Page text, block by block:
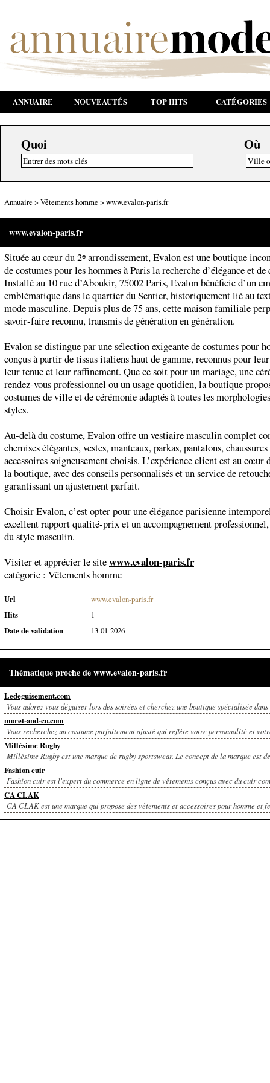
ANNUAIRE NOUVEAUTÉS TOP HITS CATÉGORIES
Quoi Où
Annuaire > Vêtements homme > www.evalon-paris.fr
www.evalon-paris.fr
Située au cœur du 2ᵉ arrondissement, Evalon est une boutique
de costumes pour les hommes à Paris la recherche d’élégance et
Installé au 10 rue d’Aboukir, 75002 Paris, Evalon bénéficie d’un
emblématique dans le quartier du Sentier, historiquement lié au
mode masculine. Depuis plus de 75 ans, cette maison familiale
savoir‑faire reconnu, transmis de génération en génération.
Evalon se distingue par une sélection exigeante de costumes pour
conçus à partir de tissus italiens haut de gamme, reconnus pour
leur tenue et leur raffinement. Que ce soit pour un mariage, une
rendez‑vous professionnel ou un usage quotidien, la boutique
costumes de ville et de cérémonie adaptés à toutes les
styles.
Au‑delà du costume, Evalon offre un vestiaire masculin complet
chemises élégantes, vestes, manteaux, parkas, pantalons,
accessoires soigneusement choisis. L’expérience client est au cœur
la boutique, avec des conseils personnalisés et un service de
garantissant un ajustement parfait.
Choisir Evalon, c’est opter pour une élégance parisienne
excellent rapport qualité‑prix et un accompagnement
du style masculin.
Visiter et apprécier le sitewww.evalon-paris.fr
catégorie : Vêtements homme
Url
www.evalon-paris.fr
Hits
1
Date de validation
13-01-2026
Thématique proche de www.evalon-paris.fr
Ledeguisement.com
Vous adorez vous déguiser lors des soirées et cherchez une boutique spécialisée
moret-and-co.com
Vous recherchez un costume parfaitement ajusté qui reflète votre personnalité et
Millésime Rugby
Millésime Rugby est une marque de rugby sportswear. Le concept de la marque est
Fashion cuir
Fashion cuir est l'expert du commerce en ligne de vêtements conçus avec du cuir
CA CLAK
CA CLAK est une marque qui propose des vêtements et accessoires pour homme et